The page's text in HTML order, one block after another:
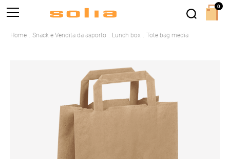
Home Snack e Vendita da asporto Lunch box Tote bag media
0